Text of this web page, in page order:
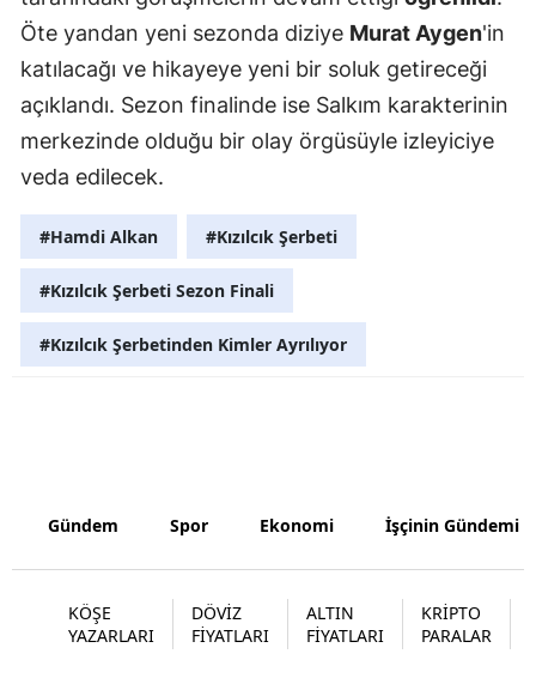
Kocaeli
Konya
Kütahya
Niğde
Ordu
Rize
Öte yandan yeni sezonda diziye Murat Aygen'in
katılacağı ve hikayeye yeni bir soluk getireceği
açıklandı. Sezon finalinde ise Salkım karakterinin
merkezinde olduğu bir olay örgüsüyle izleyiciye
veda edilecek.
#Hamdi Alkan #Kızılcık Şerbeti
#Kızılcık Şerbeti Sezon Finali
#Kızılcık Şerbetinden Kimler Ayrılıyor
Gündem Spor Ekonomi İşçinin Gündemi
KÖŞE
YAZARLARI
DÖVİZ
FİYATLARI
ALTIN
FİYATLARI
KRİPTO
PARALAR